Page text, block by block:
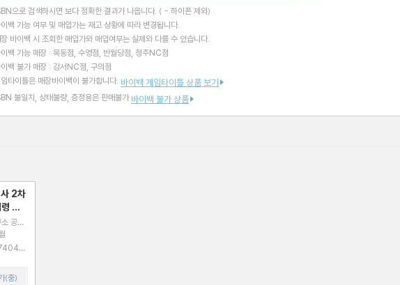
으로 검색하시면 보다 정확한 결과가 나옵니다. ( - 하이픈 제외)
백 가능 여부 및 매입가는 재고 상황에 따라 변경됩니다.
바이백 시 조회한 매입가와 매입여부는 실제와 다를 수 있습니다.
백 가능 매장 : 목동점, 수영점, 반월당점, 청주NC점
백 불가 매장 : 강서NC점, 구의점
타이틀은 매장바이백이 불가합니다. 바이백 게임타이틀 상품 보기
불일치, 상태불량, 증정용은 판매불가 바이백 불가 상품
2차
및
공편
(중)